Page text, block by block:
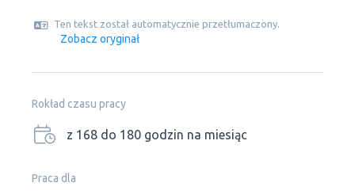
Ten tekst został automatycznie przetłumaczony.
Zobacz oryginał
Rokład czasu pracy
z 168 do 180 godzin na miesiąc
Praca dla